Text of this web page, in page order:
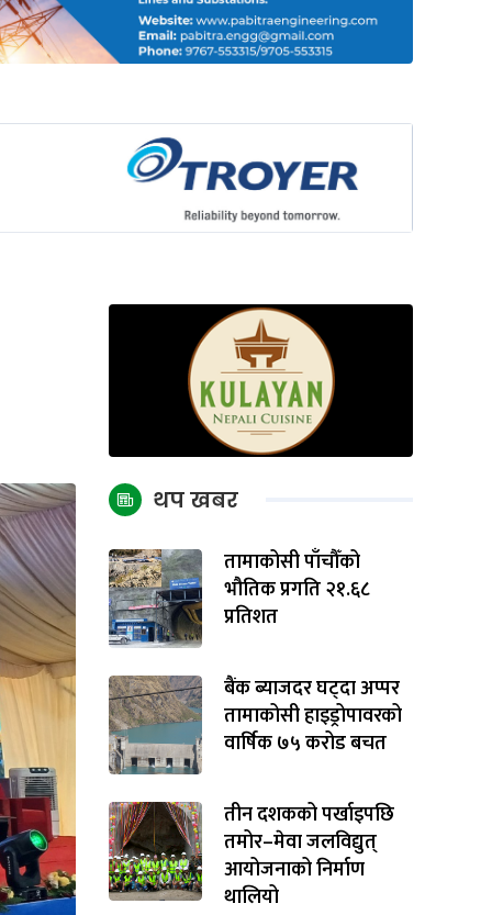
थप खबर
तामाकोसी पाँचौँको
भौतिक प्रगति २१.६८
प्रतिशत
बैंक ब्याजदर घट्दा अप्पर
तामाकोसी हाइड्रोपावरको
वार्षिक ७५ करोड बचत
तीन दशकको पर्खाइपछि
तमोर–मेवा जलविद्युत्
आयोजनाको निर्माण
थालियो